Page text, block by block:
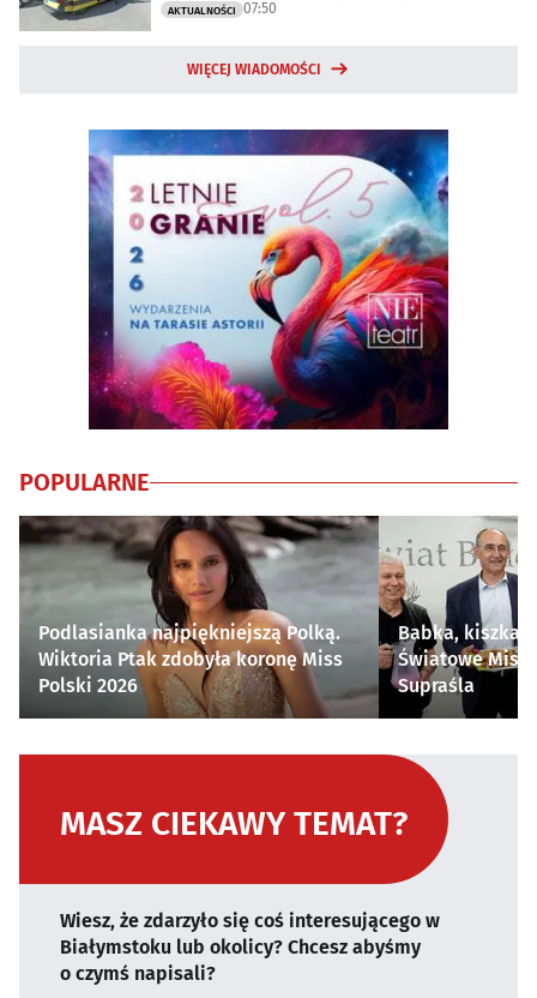
AKTUALNOŚCI 07:50
WIĘCEJ WIADOMOŚCI
POPULARNE
Podlasianka najpiękniejszą Polką.
Wiktoria Ptak zdobyła koronę Miss
Polski 2026
Babka, kiszka i
Światowe
Supraśla
MASZ CIEKAWY TEMAT?
Wiesz, że zdarzyło się coś interesującego w
Białymstoku lub okolicy? Chcesz abyśmy
o czymś napisali?